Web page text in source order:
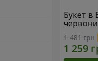
Букет в
1 481 грн